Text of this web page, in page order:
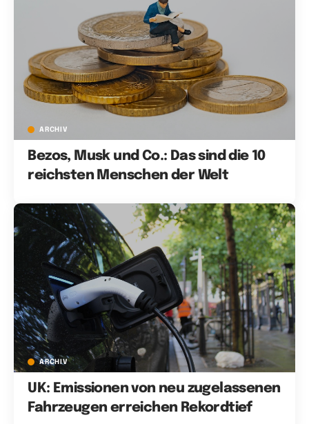
ARCHIV
Bezos, Musk und Co.: Das sind die 10
reichsten Menschen der Welt
ARCHIV
UK: Emissionen von neu zugelassenen
Fahrzeugen erreichen Rekordtief